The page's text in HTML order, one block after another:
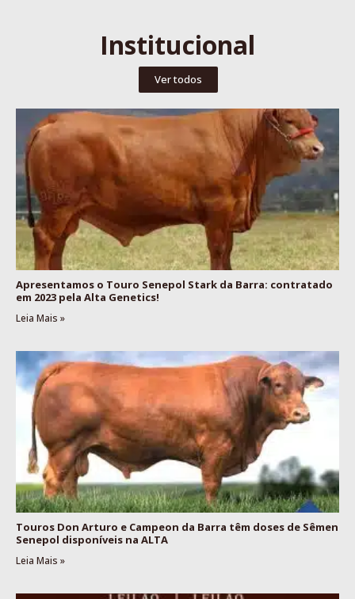
Institucional
Ver todos
Apresentamos o Touro Senepol Stark da Barra: contratado
em 2023 pela Alta Genetics!
Leia Mais »
Touros Don Arturo e Campeon da Barra têm doses de Sêmen
Senepol disponíveis na ALTA
Leia Mais »